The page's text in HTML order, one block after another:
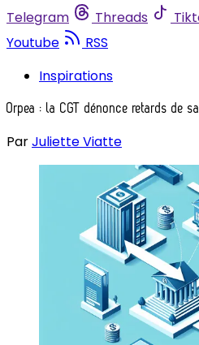
Telegram
Threads
Youtube
RSS
Inspirations
Orpea : la CGT dénonce retards de
ParJuliette Viatte